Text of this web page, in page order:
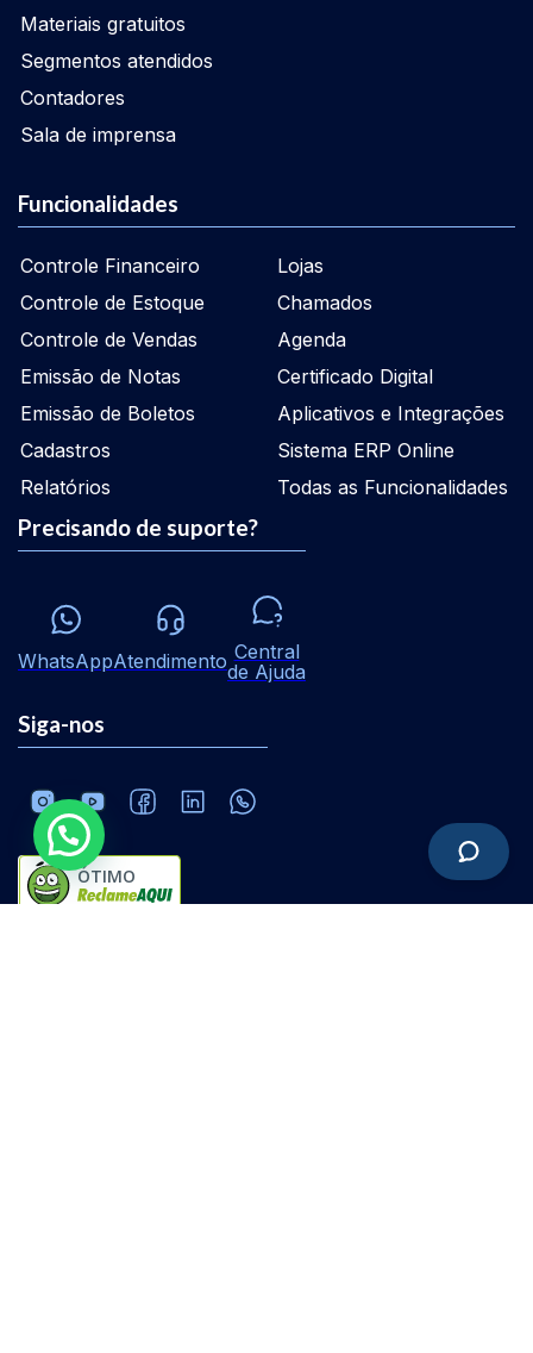
Materiais gratuitos
Segmentos atendidos
Contadores
Sala de imprensa
Funcionalidades
Controle Financeiro
Controle de Estoque
Controle de Vendas
Emissão de Notas
Emissão de Boletos
Cadastros
Relatórios
Lojas
Chamados
Agenda
Certificado Digital
Aplicativos e Integrações
Sistema ERP Online
Todas as Funcionalidades
Precisando de suporte?
WhatsAppAtendimento Central
de Ajuda
Siga-nos
ÓTIMO